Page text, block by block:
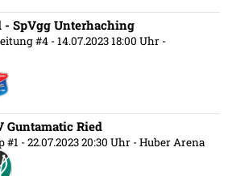
- SpVgg Unterhaching
#4 - 14.07.2023 18:00 Uhr -
Guntamatic Ried
#1 - 22.07.2023 20:30 Uhr - Huber Arena